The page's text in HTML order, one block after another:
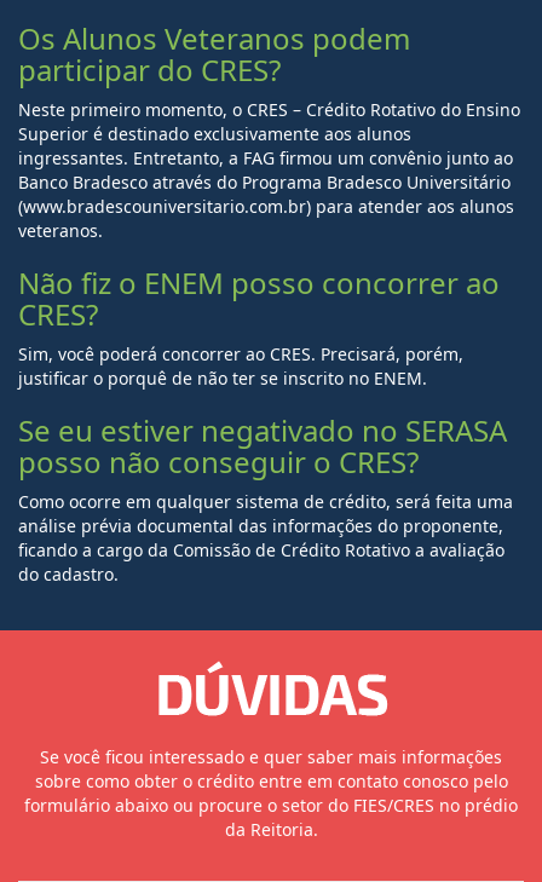
Os Alunos Veteranos podem
participar do CRES?
Neste primeiro momento, o CRES – Crédito Rotativo do Ensino
Superior é destinado exclusivamente aos alunos
ingressantes. Entretanto, a FAG firmou um convênio junto ao
Banco Bradesco através do Programa Bradesco Universitário
(www.bradescouniversitario.com.br) para atender aos alunos
veteranos.
Não fiz o ENEM posso concorrer ao
CRES?
Sim, você poderá concorrer ao CRES. Precisará, porém,
justificar o porquê de não ter se inscrito no ENEM.
Se eu estiver negativado no SERASA
posso não conseguir o CRES?
Como ocorre em qualquer sistema de crédito, será feita uma
análise prévia documental das informações do proponente,
ficando a cargo da Comissão de Crédito Rotativo a avaliação
do cadastro.
Se você ficou interessado e quer saber mais informações
sobre como obter o crédito entre em contato conosco pelo
formulário abaixo ou procure o setor do FIES/CRES no prédio
da Reitoria.